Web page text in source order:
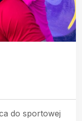
do sportowej